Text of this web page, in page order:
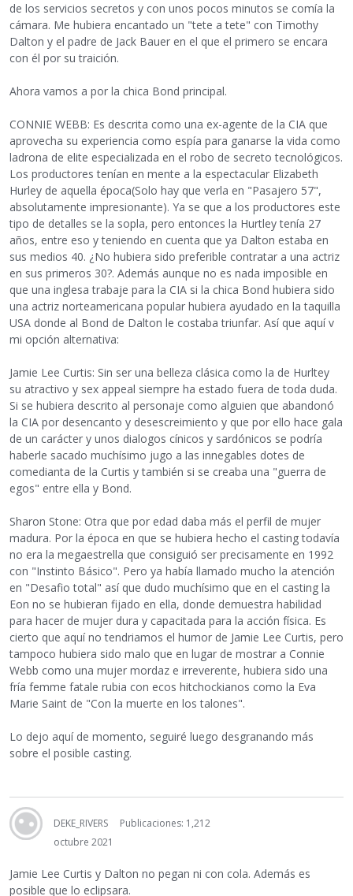
de los servicios secretos y con unos pocos minutos se comía la
cámara. Me hubiera encantado un "tete a tete" con Timothy
Dalton y el padre de Jack Bauer en el que el primero se encara
con él por su traición.
Ahora vamos a por la chica Bond principal.
CONNIE WEBB: Es descrita como una ex-agente de la CIA que
aprovecha su experiencia como espía para ganarse la vida como
ladrona de elite especializada en el robo de secreto tecnológicos.
Los productores tenían en mente a la espectacular Elizabeth
Hurley de aquella época(Solo hay que verla en "Pasajero 57",
absolutamente impresionante). Ya se que a los productores este
tipo de detalles se la sopla, pero entonces la Hurtley tenía 27
años, entre eso y teniendo en cuenta que ya Dalton estaba en
sus medios 40. ¿No hubiera sido preferible contratar a una actriz
en sus primeros 30?. Además aunque no es nada imposible en
que una inglesa trabaje para la CIA si la chica Bond hubiera sido
una actriz norteamericana popular hubiera ayudado en la taquilla
USA donde al Bond de Dalton le costaba triunfar. Así que aquí v
mi opción alternativa:
Jamie Lee Curtis: Sin ser una belleza clásica como la de Hurltey
su atractivo y sex appeal siempre ha estado fuera de toda duda.
Si se hubiera descrito al personaje como alguien que abandonó
la CIA por desencanto y desescreimiento y que por ello hace gala
de un carácter y unos dialogos cínicos y sardónicos se podría
haberle sacado muchísimo jugo a las innegables dotes de
comedianta de la Curtis y también si se creaba una "guerra de
egos" entre ella y Bond.
Sharon Stone: Otra que por edad daba más el perfil de mujer
madura. Por la época en que se hubiera hecho el casting todavía
no era la megaestrella que consiguió ser precisamente en 1992
con "Instinto Básico". Pero ya había llamado mucho la atención
en "Desafio total" así que dudo muchísimo que en el casting la
Eon no se hubieran fijado en ella, donde demuestra habilidad
para hacer de mujer dura y capacitada para la acción física. Es
cierto que aquí no tendriamos el humor de Jamie Lee Curtis, pero
tampoco hubiera sido malo que en lugar de mostrar a Connie
Webb como una mujer mordaz e irreverente, hubiera sido una
fría femme fatale rubia con ecos hitchockianos como la Eva
Marie Saint de "Con la muerte en los talones".
Lo dejo aquí de momento, seguiré luego desgranando más
sobre el posible casting.
DEKE_RIVERS
Publicaciones: 1,212
octubre 2021
Jamie Lee Curtis y Dalton no pegan ni con cola. Además es
posible que lo eclipsara.